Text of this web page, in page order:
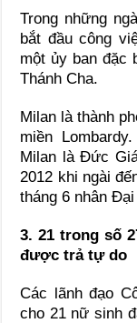
Trong những
bắt đầu công
một ủy ban đặc
Thánh Cha.
Milan là thành
miền
Milan là Đức
2012 khi ngài
tháng 6 nhân
3. 21 trong số
được trả tự do
Các lãnh đạo
cho 21 nữ sinh